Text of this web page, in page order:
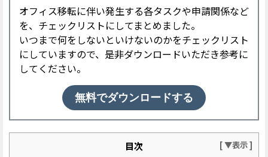
オフィス移転に伴い発生する各タスクや申請関係など
を、チェックリストにしてまとめました。
いつまで何をしないといけないのかをチェックリスト
にしていますので、是非ダウンロードいただき参考に
してください。
無料でダウンロードする
目次